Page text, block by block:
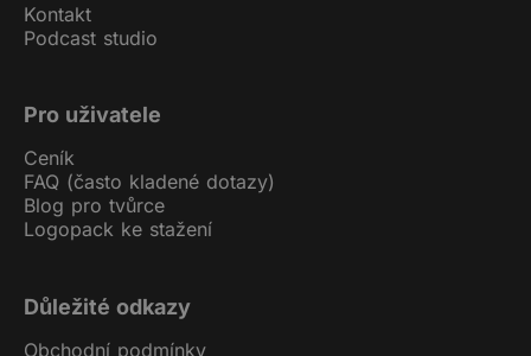
Kontakt
Podcast studio
Pro uživatele
Ceník
FAQ (často kladené dotazy)
Blog pro tvůrce
Logopack ke stažení
Důležité odkazy
Obchodní podmínky